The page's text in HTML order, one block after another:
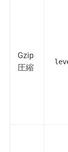
Gzip
圧縮